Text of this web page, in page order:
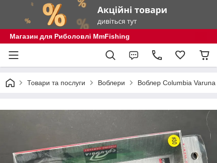
Магазин для Риболовлі MmFishing
Товари та послуги Воблери Воблер Columbia Varuna